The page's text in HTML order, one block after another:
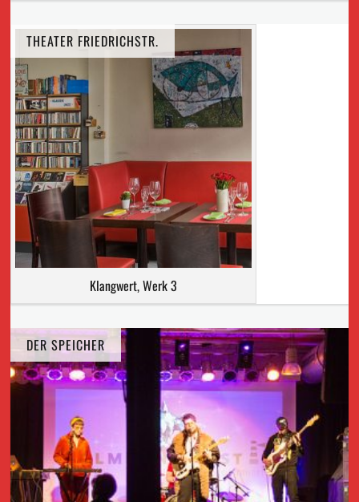
THEATER FRIEDRICHSTR.
Klangwert, Werk 3
DER SPEICHER